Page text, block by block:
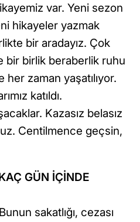
var. Yeni sezon
hikayeler yazmak
bir aradayız. Çok
bir birlik beraberlik ruhu
zaman yaşatılıyor.
katıldı.
Kazasız belasız
Centilmence geçsin,
GÜN İÇİNDE
sakatlığı, cezası